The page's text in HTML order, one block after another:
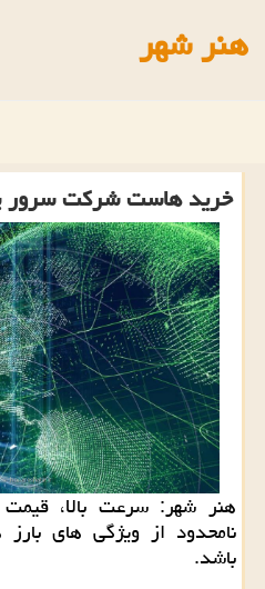
هنر شهر
خرید هاست شركت سرور
هنر شهر: سرعت بالا، قیمت
نامحدود از ویژگی های
باشد.